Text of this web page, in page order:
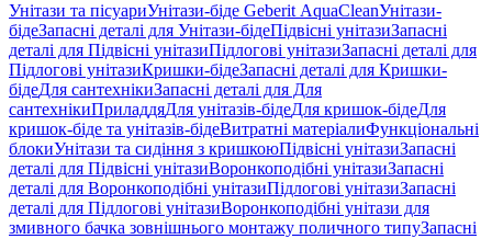
Унітази та пісуариУнітази-біде Geberit AquaCleanУнітази-
бідеЗапасні деталі для Унітази-бідеПідвісні унітазиЗапасні
деталі для Підвісні унітазиПідлогові унітазиЗапасні деталі для
Підлогові унітазиКришки-бідеЗапасні деталі для Кришки-
бідеДля сантехнікиЗапасні деталі для Для
сантехнікиПриладдяДля унітазів-бідеДля кришок-бідеДля
кришок-біде та унітазів-бідеВитратні матеріалиФункціональні
блокиУнітази та сидіння з кришкоюПідвісні унітазиЗапасні
деталі для Підвісні унітазиВоронкоподібні унітазиЗапасні
деталі для Воронкоподібні унітазиПідлогові унітазиЗапасні
деталі для Підлогові унітазиВоронкоподібні унітази для
змивного бачка зовнішнього монтажу поличного типуЗапасні